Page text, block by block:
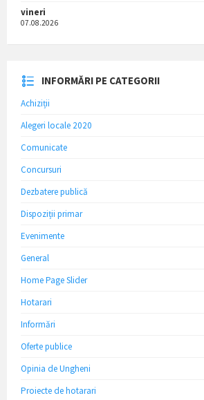
vineri
07.08.2026
INFORMĂRI PE CATEGORII
Achiziții
Alegeri locale 2020
Comunicate
Concursuri
Dezbatere publică
Dispoziții primar
Evenimente
General
Home Page Slider
Hotarari
Informări
Oferte publice
Opinia de Ungheni
Proiecte de hotarari